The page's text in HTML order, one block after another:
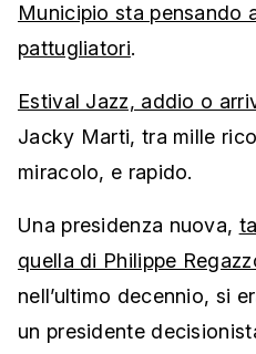
Municipio sta pensando
pattugliatori.
Estival Jazz, addio o
Jacky Marti, tra mille
miracolo, e rapido.
Una presidenza nuova,
quella di Philippe
nell’ultimo decennio, si
un presidente